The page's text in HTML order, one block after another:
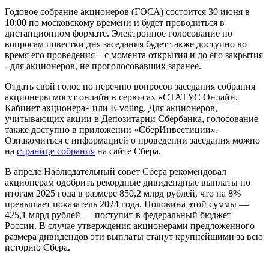
Годовое собрание акционеров (ГОСА) состоится 30 июня в
10:00 по московскому времени и будет проводиться в
дистанционном формате. Электронное голосование по
вопросам повестки дня заседания будет также доступно во
время его проведения – с момента открытия и до его закрытия
- для акционеров, не проголосовавших заранее.
Отдать свой голос по перечню вопросов заседания собрания
акционеры могут онлайн в сервисах «СТАТУС Онлайн.
Кабинет акционера» или E-voting. Для акционеров,
учитывающих акции в Депозитарии Сбербанка, голосование
также доступно в приложении «СберИнвестиции».
Ознакомиться с информацией о проведении заседания можно
на странице собрания на сайте Сбера.
В апреле Наблюдательный совет Сбера рекомендовал
акционерам одобрить рекордные дивидендные выплаты по
итогам 2025 года в размере 850,2 млрд рублей, что на 8%
превышает показатель 2024 года. Половина этой суммы —
425,1 млрд рублей — поступит в федеральный бюджет
России. В случае утверждения акционерами предложенного
размера дивидендов эти выплаты станут крупнейшими за всю
историю Сбера.